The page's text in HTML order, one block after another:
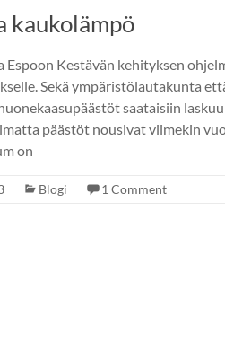
kaukolämpö
Espoon Kestävän kehityksen
Sekä ympäristölautakunta
saataisiin
päästöt nousivat viimekin
on
Blogi 1 Comment